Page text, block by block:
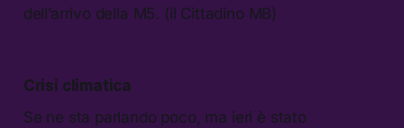
dell’arrivo della M5. (il Cittadino MB)
Crisi climatica
Se ne sta parlando poco, ma ieri è stato